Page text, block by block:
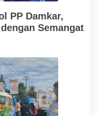
PP Damkar,
Semangat